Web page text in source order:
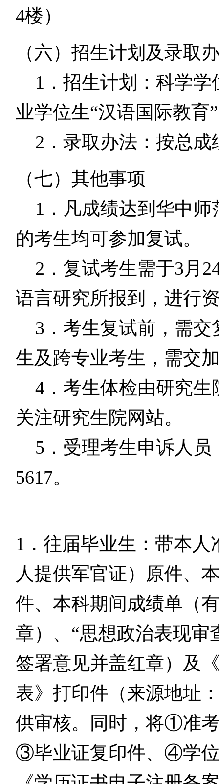
4楼）
（六）招生计划及录取
1．招生计划：科学学
业学位生“汉语国际教育
2．录取办法：按总成
（七）其他事项
1．凡成绩达到华中师
的考生均可参加复试。
2．复试考生需于3月
语言研究所报到，进行
3．考生复试前，需交
生及跨专业考生，需交
4．考生体检由研究生
关注研究生院网站。
5．受理考生申诉人员
5617。
1．往届毕业生：带本
人提供军官证）原件、
件、本科期间成绩单（
章）、“思想政治表现审
签署意见并盖红章）及
表》打印件（来源地址
供审核。同时，将①准
③毕业证复印件、④学